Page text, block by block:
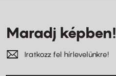
Maradj képben!
Iratkozz fel hírlevelünkre!